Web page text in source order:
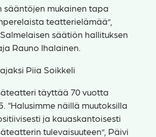
sääntöjen mukainen tapa
teatterielämää”,
säätiön hallituksen
Rauno Ihalainen.
Piia Soikkeli
täyttää 70 vuotta
“Halusimme näillä muutoksilla
ja kauaskantoisesti
tulevaisuuteen”, Päivi